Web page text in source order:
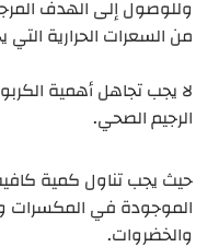
وللوصول إلى الهدف
من السعرات الحرارية
لا يجب تجاهل أهمية
الرجيم الصحي.
حيث يجب تناول كمية
الموجودة في المكسرات
والخضروات.